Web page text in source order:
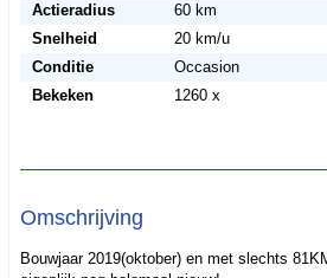
Actieradius
60 km
Snelheid
20 km/u
Conditie
Occasion
Bekeken
1260 x
Omschrijving
Bouwjaar 2019(oktober) en met slechts